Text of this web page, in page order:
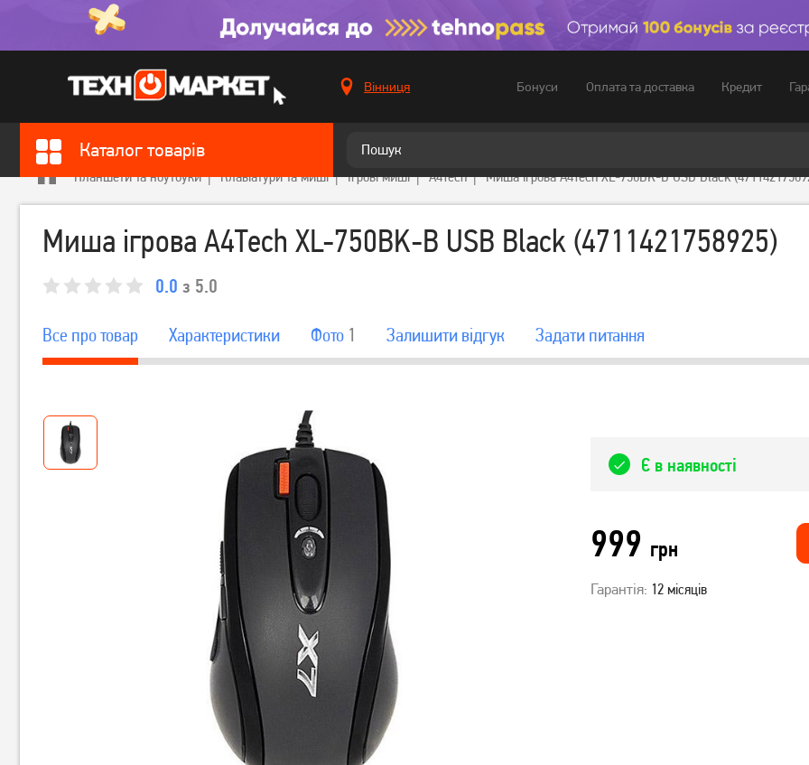
Вінниця Бонуси Оплата та доставка Кредит
Каталог товарів
Планшети та ноутбуки Клавіатури та миші Ігрові миші A4Tech Миша ігрова A4Tech XL-750BK-B USB Black
Миша ігрова A4Tech XL-750BK-B USB Black (4711421758925)
0.0 з 5.0
Все про товар Характеристики Фото 1 Залишити вiдгук Задати питання
Є в наявності
999 грн
Гарантія: 12 місяців